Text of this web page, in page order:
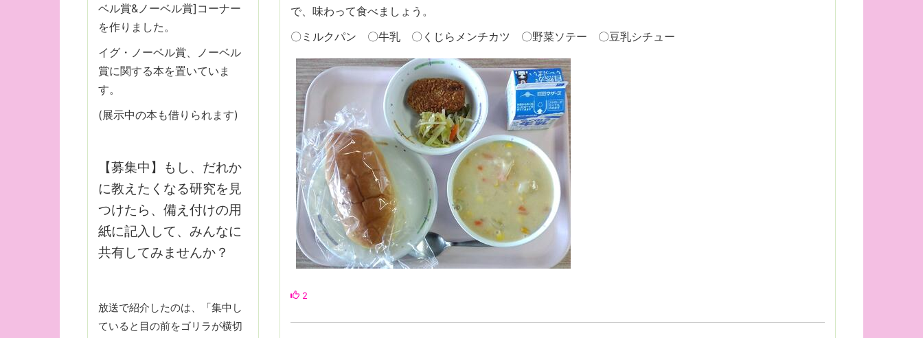
で、味わって食べましょう。
〇ミルクパン 〇牛乳 〇くじらメンチカツ 〇野菜ソテー 〇豆乳シチュー
2
ベル賞&ノーベル賞]コーナー
を作りました。
イグ・ノーベル賞、ノーベル
賞に関する本を置いていま
す。
(展示中の本も借りられます)
【募集中】もし、だれか
に教えたくなる研究を見
つけたら、備え付けの用
紙に記入して、みんなに
共有してみませんか？
放送で紹介したのは、「集中し
ていると目の前をゴリラが横切